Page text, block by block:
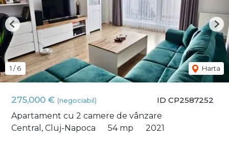
ID CP2587252
275,000 € (negociabil)
Apartament cu 2 camere de vânzare
Central, Cluj-Napoca
54 mp 2021
1 /6 Harta
Previous